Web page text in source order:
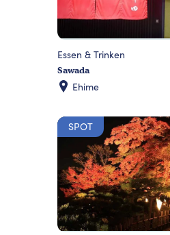
Essen & Trinken
Sawada
Ehime
SPOT